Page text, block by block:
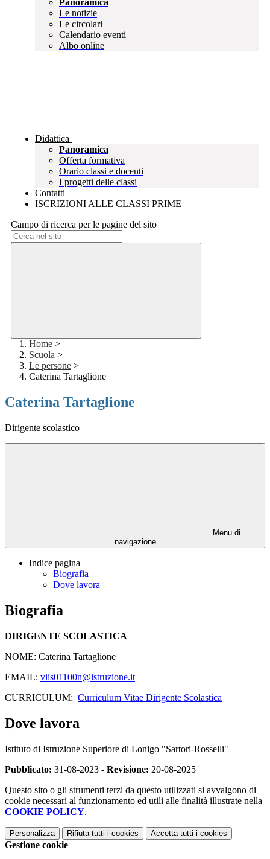
Panoramica
Le notizie
Le circolari
Calendario eventi
Albo online
Didattica
Panoramica
Offerta formativa
Orario classi e docenti
I progetti delle classi
Contatti
ISCRIZIONI ALLE CLASSI PRIME
Campo di ricerca per le pagine del sito
Home >
Scuola >
Le persone >
Caterina Tartaglione
Caterina Tartaglione
Dirigente scolastico
Menu di
navigazione
Indice pagina
Biografia
Dove lavora
Biografia
DIRIGENTE SCOLASTICA
NOME: Caterina Tartaglione
EMAIL: viis01100n@istruzione.it
CURRICULUM: Curriculum Vitae Dirigente Scolastica
Dove lavora
Istituto di Istruzione Superiore di Lonigo "Sartori-Rosselli"
Pubblicato: 31-08-2023 - Revisione: 20-08-2025
Questo sito o gli strumenti terzi da questo utilizzati si avvalgono di
cookie necessari al funzionamento ed utili alle finalità illustrate nella
COOKIE POLICY.
Personalizza Rifiuta tutti i cookies Accetta tutti i cookies
Gestione cookie